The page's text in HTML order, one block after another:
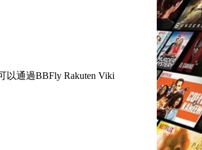
通過BBFly Rakuten Viki